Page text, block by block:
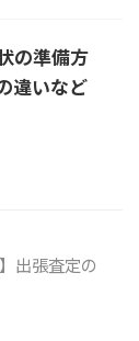
の準備方
違いなど
出張査定の